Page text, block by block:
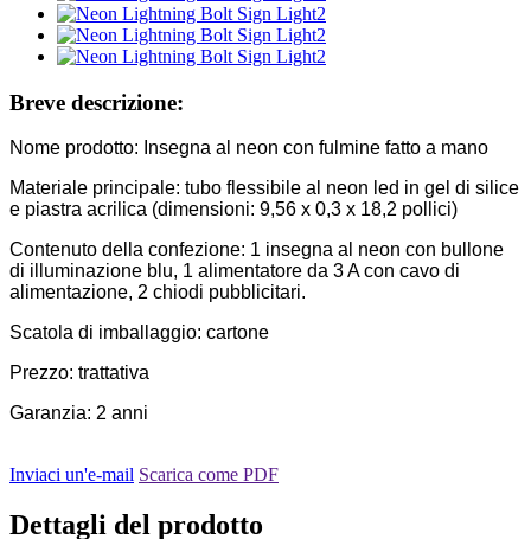
Breve descrizione:
Nome prodotto: Insegna al neon con fulmine fatto a mano
Materiale principale: tubo flessibile al neon led in gel di silice
e piastra acrilica (dimensioni: 9,56 x 0,3 x 18,2 pollici)
Contenuto della confezione: 1 insegna al neon con bullone
di illuminazione blu, 1 alimentatore da 3 A con cavo di
alimentazione, 2 chiodi pubblicitari.
Scatola di imballaggio: cartone
Prezzo: trattativa
Garanzia: 2 anni
Inviaci un'e-mail Scarica come PDF
Dettagli del prodotto